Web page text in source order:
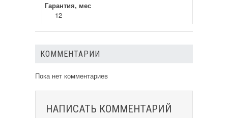
Гарантия, мес
12
КОММЕНТАРИИ
Пока нет комментариев
НАПИСАТЬ КОММЕНТАРИЙ